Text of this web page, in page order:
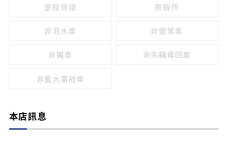
里程保證 原鈑件
非泡水車 非營業車
非贓車 非失竊尋回車
非重大事故車
本店訊息